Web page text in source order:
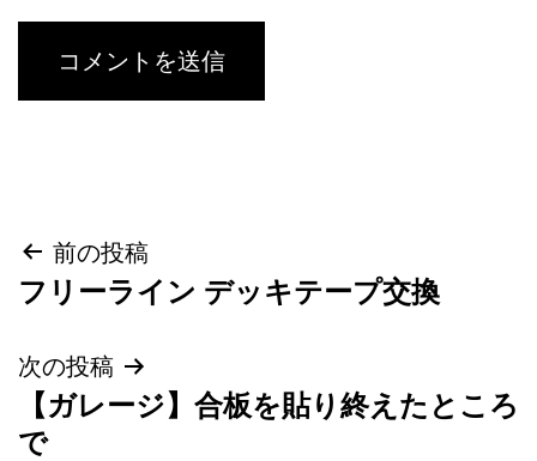
投
稿
ナ
ビ
前の投稿
フリーライン デッキテープ交換
次の投稿
【ガレージ】合板を貼り終えたところ
で